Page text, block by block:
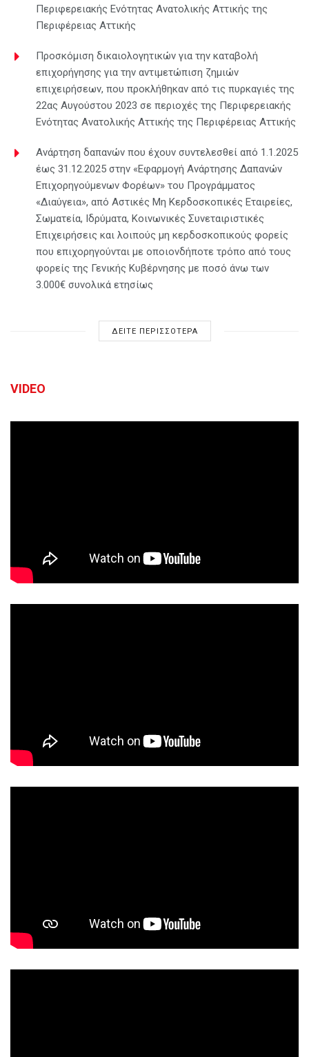
Περιφερειακής Ενότητας Ανατολικής Αττικής της
Περιφέρειας Αττικής
Προσκόμιση δικαιολογητικών για την καταβολή
επιχορήγησης για την αντιμετώπιση ζημιών
επιχειρήσεων, που προκλήθηκαν από τις πυρκαγιές της
22ας Αυγούστου 2023 σε περιοχές της Περιφερειακής
Ενότητας Ανατολικής Αττικής της Περιφέρειας Αττικής
Ανάρτηση δαπανών που έχουν συντελεσθεί από 1.1.2025
έως 31.12.2025 στην «Εφαρμογή Ανάρτησης Δαπανών
Επιχορηγούμενων Φορέων» του Προγράμματος
«Διαύγεια», από Αστικές Μη Κερδοσκοπικές Εταιρείες,
Σωματεία, Ιδρύματα, Κοινωνικές Συνεταιριστικές
Επιχειρήσεις και λοιπούς μη κερδοσκοπικούς φορείς
που επιχορηγούνται με οποιονδήποτε τρόπο από τους
φορείς της Γενικής Κυβέρνησης με ποσό άνω των
3.000€ συνολικά ετησίως
ΔΕΙΤΕ ΠΕΡΙΣΣΟΤΕΡΑ
VIDEO